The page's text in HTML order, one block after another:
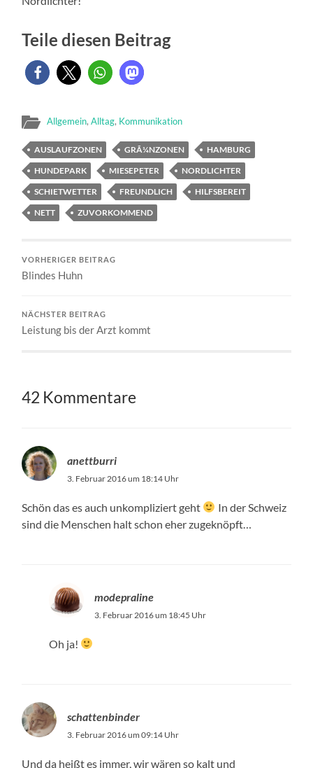
Teile diesen Beitrag
Allgemein,Alltag, Kommunikation
AUSLAUFZONEN GRÃ¼NZONEN
HAMBURG
HUNDEPARK
MIESEPETER
NORDLICHTER
SCHIETWETTER
FREUNDLICH
HILFSBEREIT
NETT
ZUVORKOMMEND
VORHERIGER BEITRAG
Blindes Huhn
NÄCHSTER BEITRAG
Leistung bis der Arzt kommt
42 Kommentare
anettburri
3. Februar 2016 um 18:14 Uhr
Schön das es auch unkompliziert geht
In der Schweiz
sind die Menschen halt schon eher zugeknöpft…
modepraline
3. Februar 2016 um 18:45 Uhr
Oh ja!
schattenbinder
3. Februar 2016 um 09:14 Uhr
Und da heißt es immer, wir wären so kalt und